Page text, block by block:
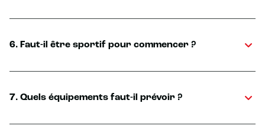
6. Faut-il être sportif pour commencer ?
7. Quels équipements faut-il prévoir ?